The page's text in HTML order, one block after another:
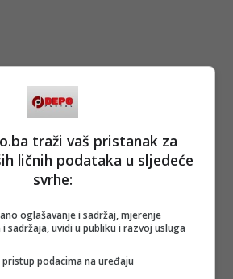
traži vaš pristanak za
ličnih podataka u sljedeće
svrhe:
oglašavanje i sadržaj, mjerenje
sadržaja, uvidi u publiku i razvoj usluga
podacima na uređaju